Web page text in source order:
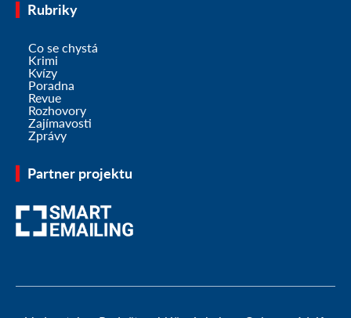
Rubriky
Co se chystá
Krimi
Kvízy
Poradna
Revue
Rozhovory
Zajímavosti
Zprávy
Partner projektu